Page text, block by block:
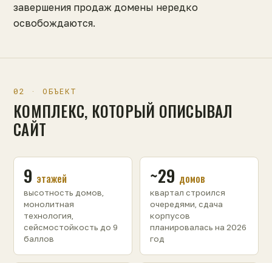
завершения продаж домены нередко
освобождаются.
02 · ОБЪЕКТ
КОМПЛЕКС, КОТОРЫЙ ОПИСЫВАЛ
САЙТ
9 этажей
высотность домов,
монолитная
технология,
сейсмостойкость до 9
баллов
~29 домов
квартал строился
очередями, сдача
корпусов
планировалась на 2026
год